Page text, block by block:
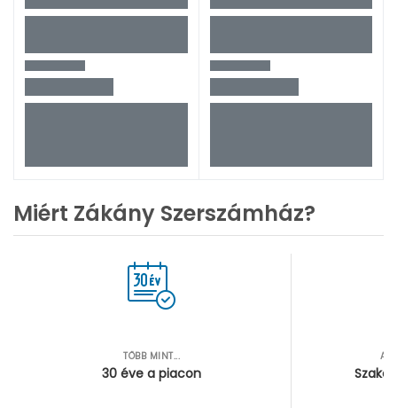
Miért Zákány Szerszámház?
TÖBB MINT...
30 éve a piacon